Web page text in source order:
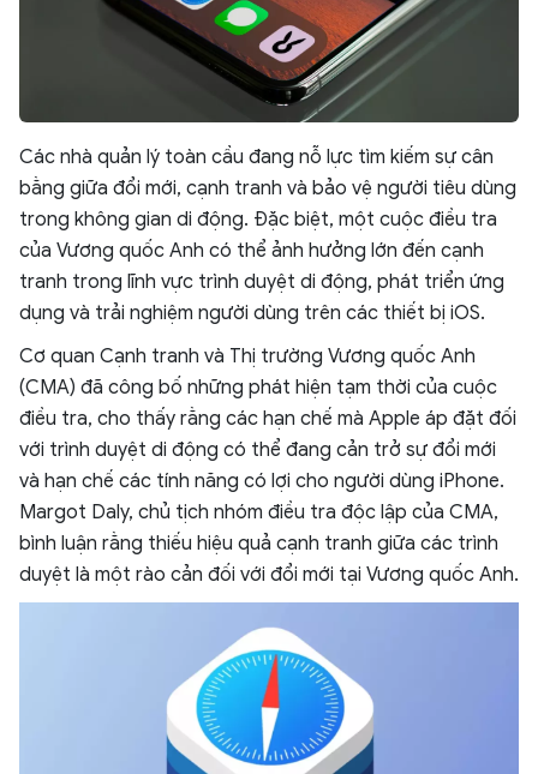
Các nhà quản lý toàn cầu đang nỗ lực tìm kiếm sự cân
bằng giữa đổi mới, cạnh tranh và bảo vệ người tiêu dùng
trong không gian di động. Đặc biệt, một cuộc điều tra
của Vương quốc Anh có thể ảnh hưởng lớn đến cạnh
tranh trong lĩnh vực trình duyệt di động, phát triển ứng
dụng và trải nghiệm người dùng trên các thiết bị iOS.
Cơ quan Cạnh tranh và Thị trường Vương quốc Anh
(CMA) đã công bố những phát hiện tạm thời của cuộc
điều tra, cho thấy rằng các hạn chế mà Apple áp đặt đối
với trình duyệt di động có thể đang cản trở sự đổi mới
và hạn chế các tính năng có lợi cho người dùng iPhone.
Margot Daly, chủ tịch nhóm điều tra độc lập của CMA,
bình luận rằng thiếu hiệu quả cạnh tranh giữa các trình
duyệt là một rào cản đối với đổi mới tại Vương quốc Anh.